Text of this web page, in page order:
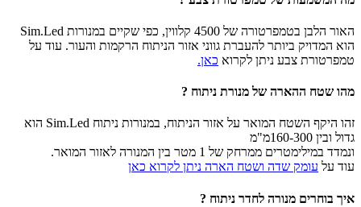
האור הלבן בטמפרטורה של 4500 קלווין, כפי שקיים במנורות Sim.Led
הוא המדויק ביותר להעברת גווני אזור הניתוח הרקמות והעור. עוד על
טמפרטורת צבע ניתן לקרוא כאן.
מהו שטח ההארה של מנורת ניתוח ?
זהו היקף השטח המואר על אזור הניתוח, במנורות ניתוח Sim.Led הוא
גדול ובין 160-300מ"מ
ונמדד במילימטרים ממרחק של 1 מטר בין המנורה לאזור המואר.
עוד על עומק שדה ושטח הארה ניתן לקרוא כאן
איך בוחרים מנורה לחדר ניתוח ?